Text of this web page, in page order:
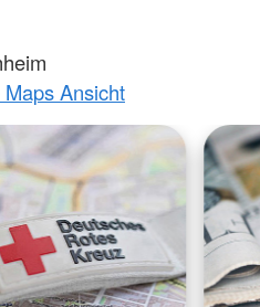
Ansicht